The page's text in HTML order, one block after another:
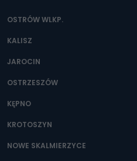
OSTRÓW WLKP.
KALISZ
JAROCIN
OSTRZESZÓW
KĘPNO
KROTOSZYN
NOWE SKALMIERZYCE